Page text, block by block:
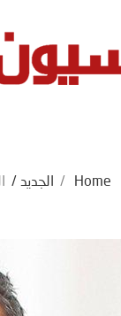
Home
/ الجديد /